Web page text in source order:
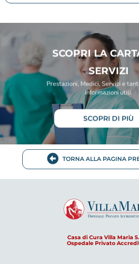
SCOPRI LA
SERVIZI
Prestazioni, Medici, Servizi e
informazioni utili.
SCOPRI DI PIÙ
TORNA ALLA PAGINA
Casa di Cura Villa Maria
Ospedale Privato